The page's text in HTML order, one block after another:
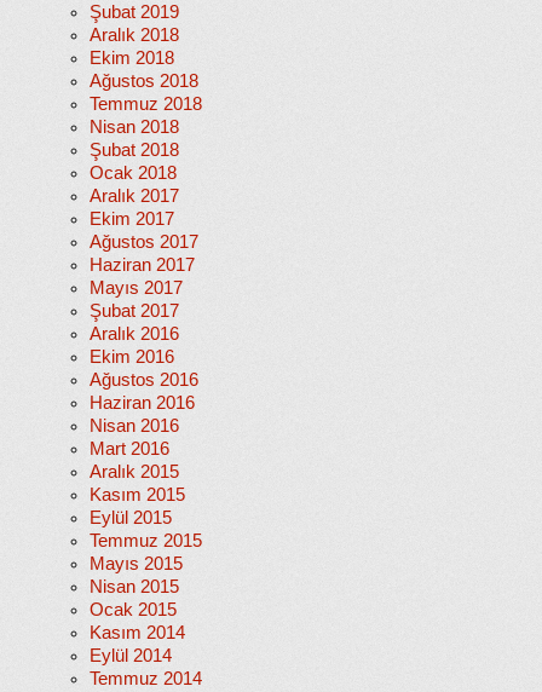
Şubat 2019
Aralık 2018
Ekim 2018
Ağustos 2018
Temmuz 2018
Nisan 2018
Şubat 2018
Ocak 2018
Aralık 2017
Ekim 2017
Ağustos 2017
Haziran 2017
Mayıs 2017
Şubat 2017
Aralık 2016
Ekim 2016
Ağustos 2016
Haziran 2016
Nisan 2016
Mart 2016
Aralık 2015
Kasım 2015
Eylül 2015
Temmuz 2015
Mayıs 2015
Nisan 2015
Ocak 2015
Kasım 2014
Eylül 2014
Temmuz 2014